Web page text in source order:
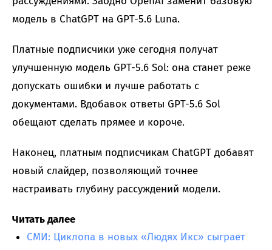
модель в ChatGPT на GPT-5.6 Luna.
Платные подписчики уже сегодня получат
улучшенную модель GPT-5.6 Sol: она станет реже
допускать ошибки и лучше работать с
документами. Вдобавок ответы GPT-5.6 Sol
обещают сделать прямее и короче.
Наконец, платным подписчикам ChatGPT добавят
новый слайдер, позволяющий точнее
настраивать глубину рассуждений модели.
Читать далее
СМИ: Циклопа в новых «Людях Икс» сыграет